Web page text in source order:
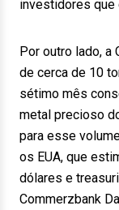
investidores que
Por outro lado, a
de cerca de 10
sétimo mês
metal precioso
para esse
os EUA, que
dólares e
Commerzbank